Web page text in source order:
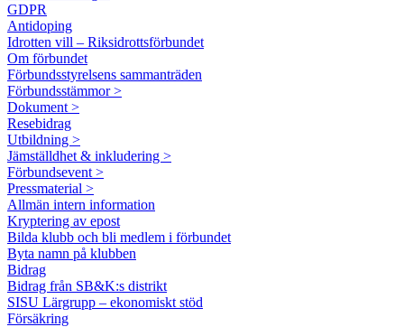
GDPR
Antidoping
Idrotten vill – Riksidrottsförbundet
Om förbundet
Förbundsstyrelsens sammanträden
Förbundsstämmor >
Dokument >
Resebidrag
Utbildning >
Jämställdhet & inkludering >
Förbundsevent >
Pressmaterial >
Allmän intern information
Kryptering av epost
Bilda klubb och bli medlem i förbundet
Byta namn på klubben
Bidrag
Bidrag från SB&K:s distrikt
SISU Lärgrupp – ekonomiskt stöd
Försäkring